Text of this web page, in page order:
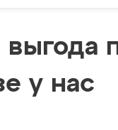
выгода
у нас